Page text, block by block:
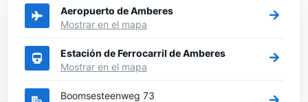
Aeropuerto de Amberes
Mostrar en el mapa
Estación de Ferrocarril de Amberes
Mostrar en el mapa
Boomsesteenweg 73